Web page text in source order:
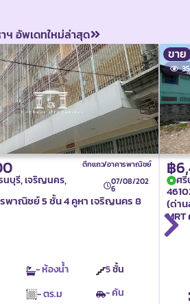
ฯ อัพเดทใหม่ล่าสุด
ตึกแถว/อาคารพาณิชย์
นบุรี, เจริญนคร, 07/08/202
6
พาณิชย์ 5 ชั้น 4 คูหา เจริญนคร 8
- ห้องน้ำ 5ชั้น
- ตร.ม - คัน
ขาย
35
฿
ศรี
(ด่าน